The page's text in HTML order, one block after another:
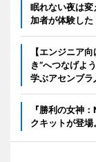
眠れない夜は変
加者が体験し
【エンジニア
き”へつなげよ
学ぶアセンブ
『勝利の女神
クキットが登場